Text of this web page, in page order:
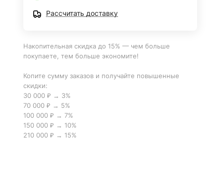
Рассчитать доставку
Накопительная скидка до 15% — чем больше
покупаете, тем больше экономите!
Копите сумму заказов и получайте повышенные
скидки:
30 000 ₽ → 3%
70 000 ₽ → 5%
100 000 ₽ → 7%
150 000 ₽ → 10%
210 000 ₽ → 15%